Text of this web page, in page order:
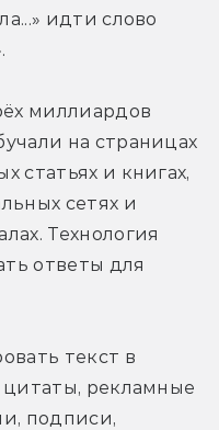
идти слово
миллиардов
на страницах
статьях и книгах,
сетях и
Технология
ответы для
текст в
цитаты, рекламные
подписи,